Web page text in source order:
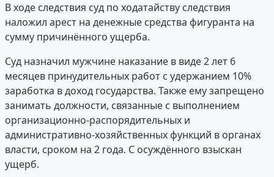
В ходе следствия суд по ходатайству следствия
наложил арест на денежные средства фигуранта на
сумму причинённого ущерба.
Суд назначил мужчине наказание в виде 2 лет 6
месяцев принудительных работ с удержанием 10%
заработка в доход государства. Также ему запрещено
занимать должности, связанные с выполнением
организационно-распорядительных и
административно-хозяйственных функций в органах
власти, сроком на 2 года. С осуждённого взыскан
ущерб.